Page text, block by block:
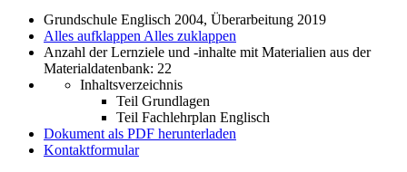
Grundschule Englisch 2004, Überarbeitung 2019
Alles aufklappen Alles zuklappen
Anzahl der Lernziele und -inhalte mit Materialien aus der
Materialdatenbank: 22
Inhaltsverzeichnis
Teil Grundlagen
Teil Fachlehrplan Englisch
Dokument als PDF herunterladen
Kontaktformular